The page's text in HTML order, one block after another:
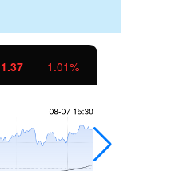
47.56 1.35%